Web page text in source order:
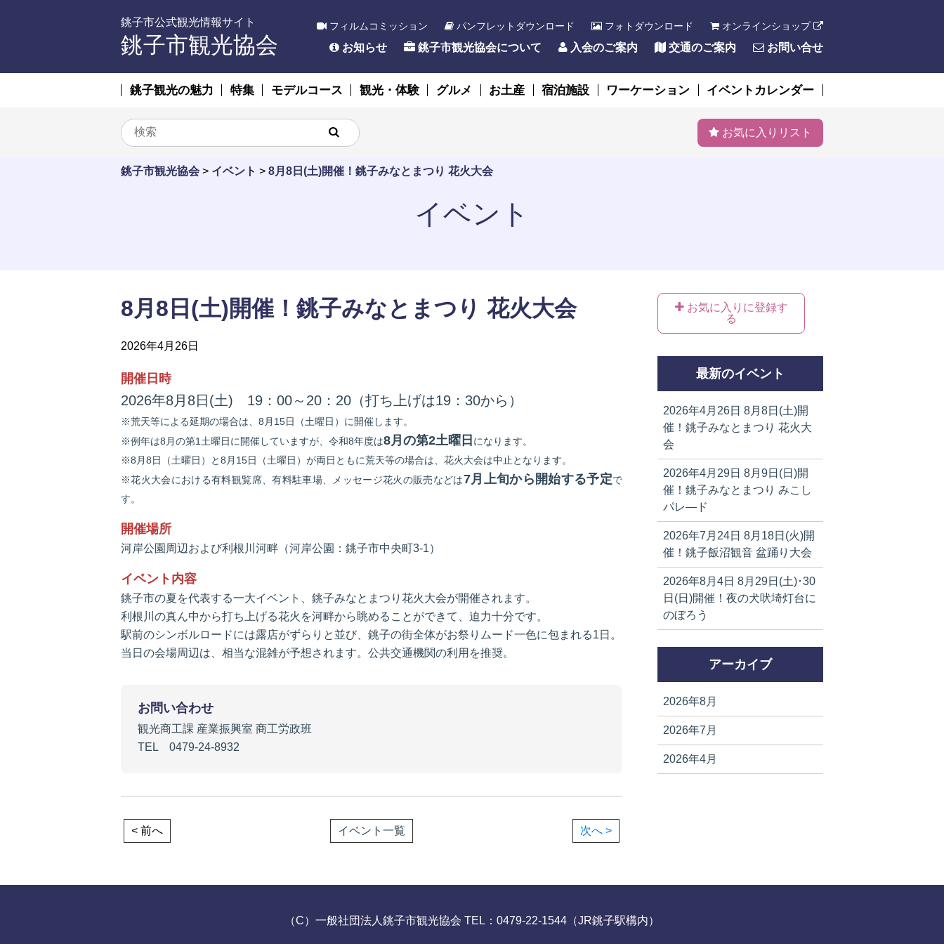
銚子市公式観光情報サイト
銚子市観光協会
フィルムコミッション パンフレットダウンロード フォトダウンロード オンラインショップ
お知らせ 銚子市観光協会について 入会のご案内 交通のご案内 お問い合せ
銚子観光の魅力 特集 モデルコース 観光・体験 グルメ お土産 宿泊施設 ワーケーション イベントカレンダー
お気に入りリスト
銚子市観光協会 > イベント > 8月8日(土)開催！銚子みなとまつり 花火大会
イベント
8月8日(土)開催！銚子みなとまつり 花火大会
2026年4月26日
開催日時
2026年8月8日(土) 19：00～20：20（打ち上げは19：30から）
※荒天等による延期の場合は、8月15日（土曜日）に開催します。
※例年は8月の第1土曜日に開催していますが、令和8年度は8月の第2土曜日 になります。
※8月8日（土曜日）と8月15日（土曜日）が両日ともに荒天等の場合は、花火大会は中止となります。
※花火大会における有料観覧席、有料駐車場、メッセージ花火の販売などは7月上旬から開始する予定で
す。
開催場所
河岸公園周辺および利根川河畔（河岸公園：銚子市中央町3-1）
イベント内容
銚子市の夏を代表する一大イベント、銚子みなとまつり花火大会が開催されます。
利根川の真ん中から打ち上げる花火を河畔から眺めることができて、迫力十分です。
駅前のシンボルロードには露店がずらりと並び、銚子の街全体がお祭りムード一色に包まれる1日。
当日の会場周辺は、相当な混雑が予想されます。公共交通機関の利用を推奨。
お問い合わせ
観光商工課 産業振興室 商工労政班
TEL 0479-24-8932
< 前へ イベント一覧 次へ >
お気に入りに登録す
る
最新のイベント
2026年4月26日 8月8日(土)開
催！銚子みなとまつり 花火大
会
2026年4月29日 8月9日(日)開
催！銚子みなとまつり みこし
パレ―ド
2026年7月24日 8月18日(火)開
催！銚子飯沼観音 盆踊り大会
2026年8月4日 8月29日(土)･30
日(日)開催！夜の犬吠埼灯台に
のぼろう
アーカイブ
2026年8月
2026年7月
2026年4月
（C）一般社団法人銚子市観光協会 TEL：0479-22-1544（JR銚子駅構内）